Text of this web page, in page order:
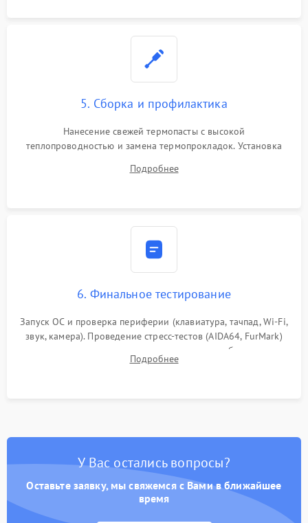
5. Сборка и профилактика
Нанесение свежей термопасты с высокой
теплопроводностью и замена термопрокладок. Установка
шлейфов, модулей памяти и накопителей. Предварительная
Подробнее
6. Финальное тестирование
Запуск ОС и проверка периферии (клавиатура, тачпад, Wi-Fi,
звук, камера). Проведение стресс-тестов (AIDA64, FurMark)
для контроля температурного режима и стабильности
системы под пиковой нагрузкой.
Подробнее
У Вас остались вопросы?
Оставьте заявку, мы свяжемся с Вами в ближайшее
время